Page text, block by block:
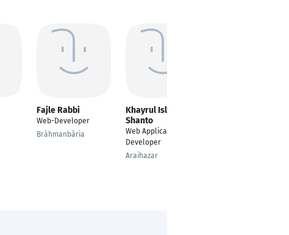
Fajle Rabbi
Web-Developer
Brāhmanbāria
Khayrul Islam
Shanto
Web Application
Developer
Araihazar